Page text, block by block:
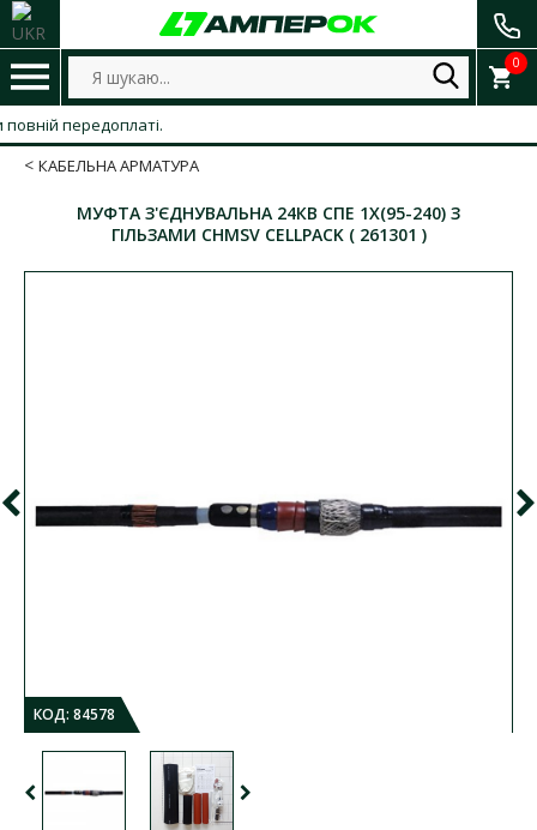
0
передоплаті.
КАБЕЛЬНА АРМАТУРА
МУФТА З'ЄДНУВАЛЬНА 24КВ СПЕ 1Х(95-240) З
ГІЛЬЗАМИ CHMSV CELLPACK ( 261301 )
КОД: 84578